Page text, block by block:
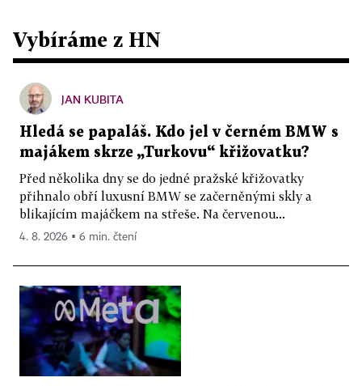
Vybíráme z HN
JAN KUBITA
Hledá se papaláš. Kdo jel v černém BMW s
majákem skrze „Turkovu“ křižovatku?
Před několika dny se do jedné pražské křižovatky
přihnalo obří luxusní BMW se začerněnými skly a
blikajícím majáčkem na střeše. Na červenou...
4. 8. 2026 ▪ 6 min. čtení